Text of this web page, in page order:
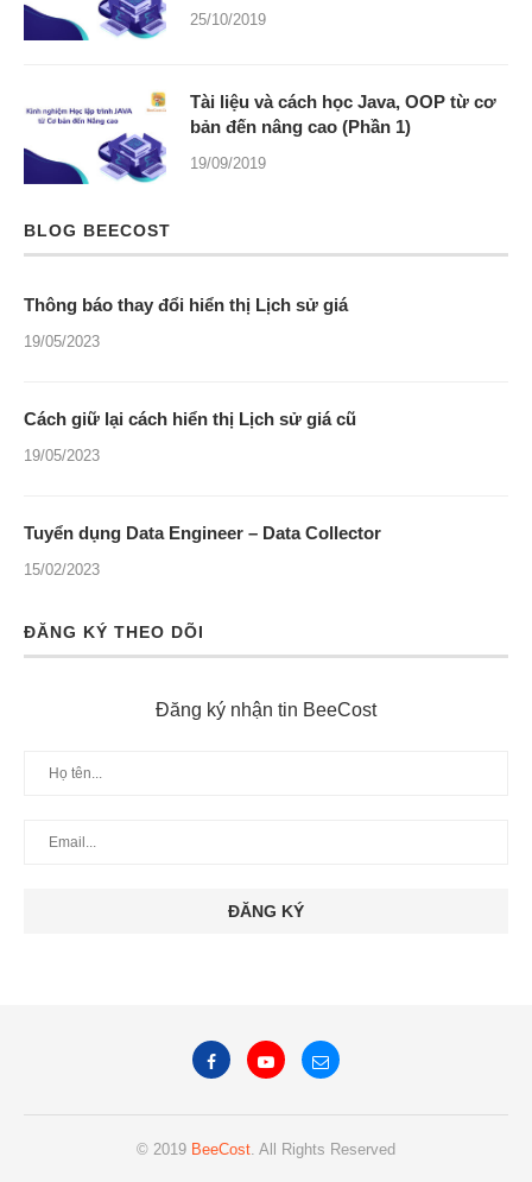
25/10/2019
Tài liệu và cách học Java, OOP từ cơ
bản đến nâng cao (Phần 1)
19/09/2019
BLOG BEECOST
Thông báo thay đổi hiển thị Lịch sử giá
19/05/2023
Cách giữ lại cách hiển thị Lịch sử giá cũ
19/05/2023
Tuyển dụng Data Engineer – Data Collector
15/02/2023
ĐĂNG KÝ THEO DÕI
Đăng ký nhận tin BeeCost
© 2019 BeeCost . All Rights Reserved